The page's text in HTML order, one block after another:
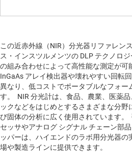
この近赤外線（NIR）分光器リファレン
ス・インスツルメンツの DLP テクノロ
の組み合わせによって高性能な測定が可
InGaAs アレイ検出器や壊れやすい回転
異なり、低コストでポータブルなフォー
す。 NIR 分光計は、食品、農業、医薬
ックなどをはじめとするさまざまな分野
び固体の分析に広く使用されています。
セッサやアナログ シグナル チェーン部
ッパーは、ハイエンドのラボ用分光器の
場や製造ラインに提供できます。